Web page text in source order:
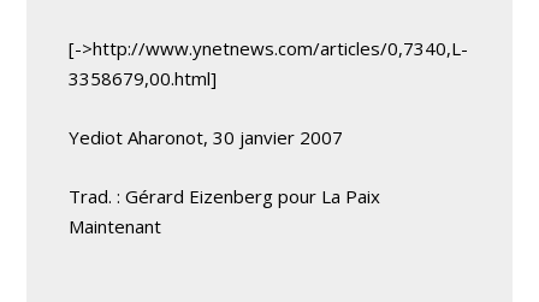
[->http://www.ynetnews.com/articles/0,7340,L-
3358679,00.html]
Yediot Aharonot, 30 janvier 2007
Trad. : Gérard Eizenberg pour La Paix
Maintenant